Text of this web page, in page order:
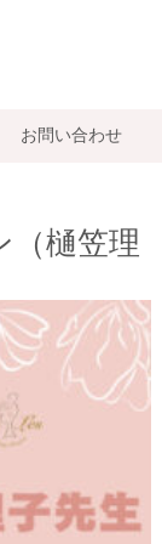
お問い合わせ
（樋笠理